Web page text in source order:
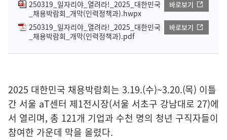
250319_일자리야_열려라!_2025_대한민국
_채용박람회_개막(인력정책과).hwpx
바로보기
250319_일자리야_열려라!_2025_대한민국
_채용박람회_개막(인력정책과).pdf
바로보기
2025 대한민국 채용박람회는 3.19.(수)~3.20.(목) 이틀
간 서울 aT센터 제1전시장(서울 서초구 강남대로 27)에
서 열리며, 총 121개 기업과 수천 명의 청년 구직자들이
참여한 가운데 막을 올렸다.